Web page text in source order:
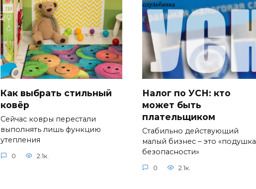
Как выбрать стильный
ковёр
Сейчас ковры перестали
выполнять лишь функцию
утепления
0 2.1к.
Налог по УСН: кто
может быть
плательщиком
Стабильно действующий
малый бизнес – это «подушка
безопасности»
0 2.1к.